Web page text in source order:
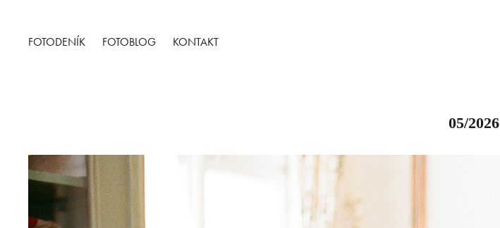
FOTODENÍK FOTOBLOG KONTAKT
05/2026